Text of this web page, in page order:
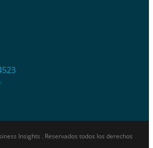
Insights . Reservados todos los derechos